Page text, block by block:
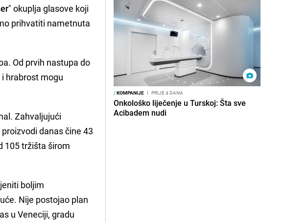
" okuplja glasove koji
prihvatiti nametnuta
Od prvih nastupa do
hrabrost mogu
Zahvaljujući
danas čine 43
105 tržišta širom
boljim
Nije postojao plan
u Veneciji, gradu
/KOMPANIJE I PRIJE 4 DANA
Onkološko liječenje u Turskoj: Šta sve
Acibadem nudi